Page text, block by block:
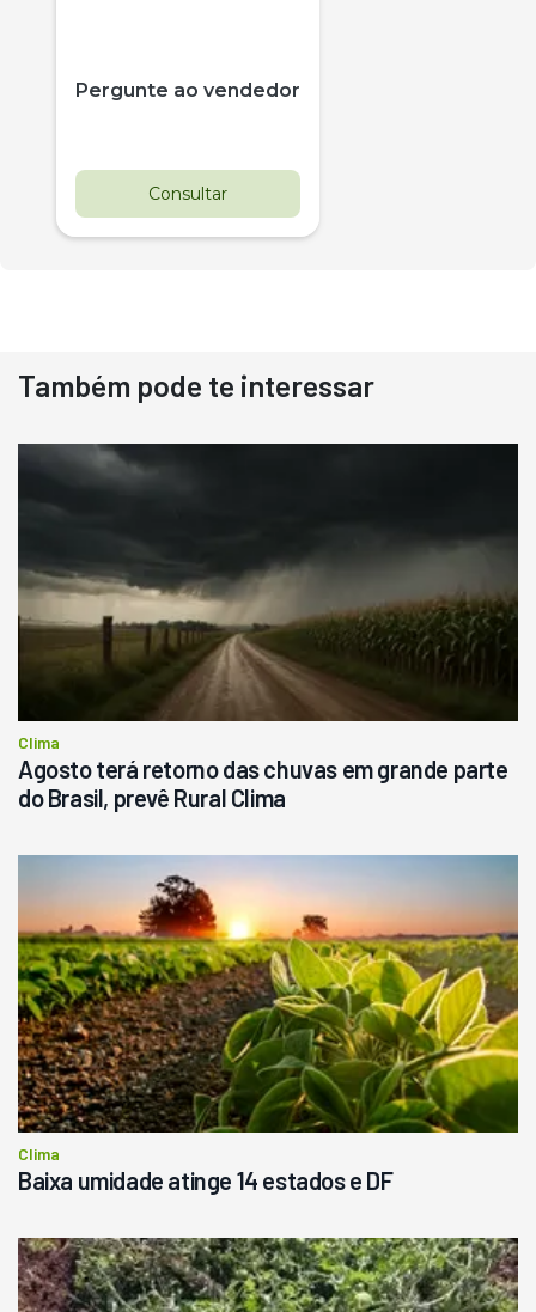
Pergunte ao vendedor
Consultar
Destaque
Usado
Pá Carregadeira Cat 966
R$ 145.000
Consultar
Também pode te interessar
Clima
Agosto terá retorno das chuvas em grande parte
do Brasil, prevê Rural Clima
Clima
Baixa umidade atinge 14 estados e DF